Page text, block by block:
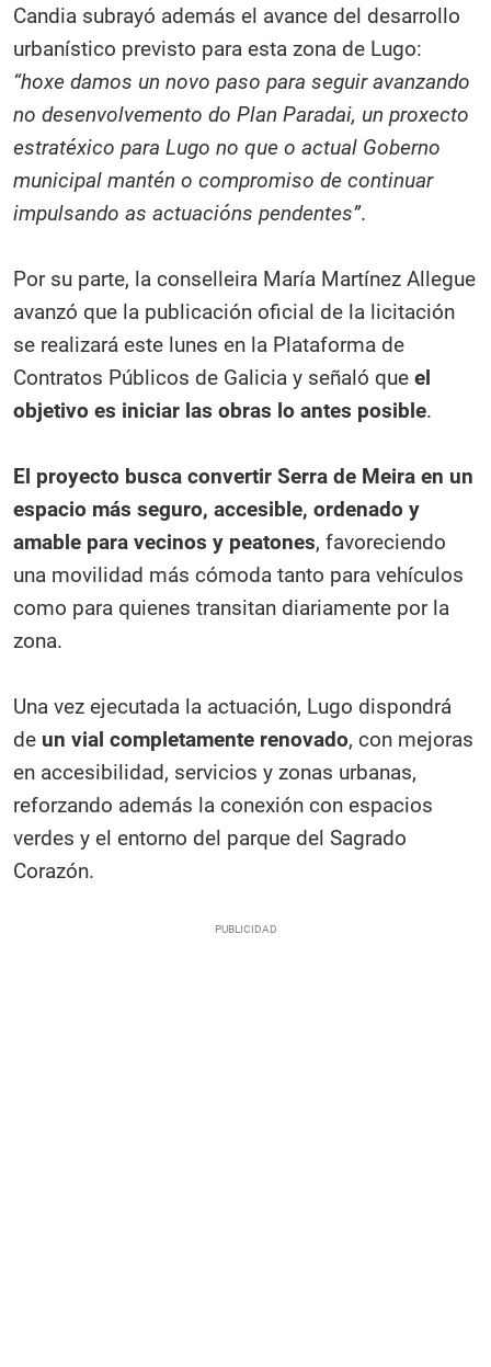
Candia subrayó además el avance del desarrollo
urbanístico previsto para esta zona de Lugo:
“hoxe damos un novo paso para seguir avanzando
no desenvolvemento do Plan Paradai, un proxecto
estratéxico para Lugo no que o actual Goberno
municipal mantén o compromiso de continuar
impulsando as actuacións pendentes”.
Por su parte, la conselleira María Martínez Allegue
avanzó que la publicación oficial de la licitación
se realizará este lunes en la Plataforma de
Contratos Públicos de Galicia y señaló que el
objetivo es iniciar las obras lo antes posible.
El proyecto busca convertir Serra de Meira en un
espacio más seguro, accesible, ordenado y
amable para vecinos y peatones, favoreciendo
una movilidad más cómoda tanto para vehículos
como para quienes transitan diariamente por la
zona.
Una vez ejecutada la actuación, Lugo dispondrá
de un vial completamente renovado, con mejoras
en accesibilidad, servicios y zonas urbanas,
reforzando además la conexión con espacios
verdes y el entorno del parque del Sagrado
Corazón.